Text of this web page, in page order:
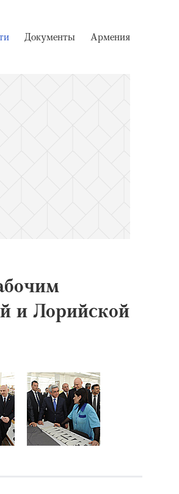
Документы Армения
и Лорийской